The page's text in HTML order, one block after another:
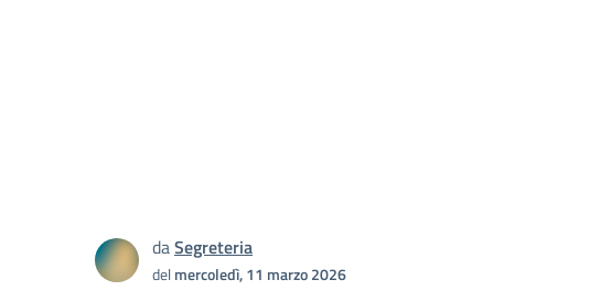
daSegreteria
delmercoledì, 11 marzo 2026